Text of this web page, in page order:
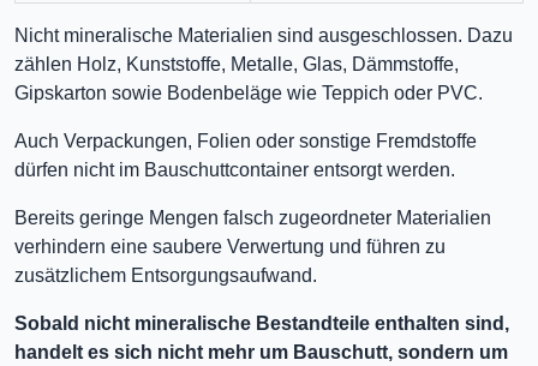
Nicht mineralische Materialien sind ausgeschlossen. Dazu
zählen Holz, Kunststoffe, Metalle, Glas, Dämmstoffe,
Gipskarton sowie Bodenbeläge wie Teppich oder PVC.
Auch Verpackungen, Folien oder sonstige Fremdstoffe
dürfen nicht im Bauschuttcontainer entsorgt werden.
Bereits geringe Mengen falsch zugeordneter Materialien
verhindern eine saubere Verwertung und führen zu
zusätzlichem Entsorgungsaufwand.
Sobald nicht mineralische Bestandteile enthalten sind,
handelt es sich nicht mehr um Bauschutt, sondern um